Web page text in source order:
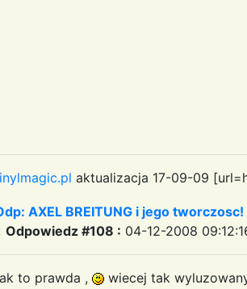
aktualizacja 17-09-09
AXEL BREITUNG i jego
Odpowiedz #108 : 04-12-2008
to prawda , wiecej tak